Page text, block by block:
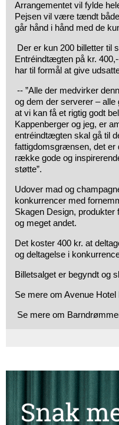
Arrangementet vil fylde
Pejsen vil være tændt
går hånd i hånd med de
Der er kun 200 billetter til
Entréindtægten på kr.
har til formål at give
-­‐ ”Alle der medvirker
og dem der serverer – alle
at vi kan få et rigtig godt
Kappenberger og jeg, er
entréindtægten skal gå til
fattigdomsgrænsen, det er
række gode og
støtte”.
Udover mad og
konkurrencer med
Skagen Design, produkter
og meget andet.
Det koster 400 kr. at
og deltagelse i
Billetsalget er begyndt og
Se mere om Avenue Hotel
Se mere om